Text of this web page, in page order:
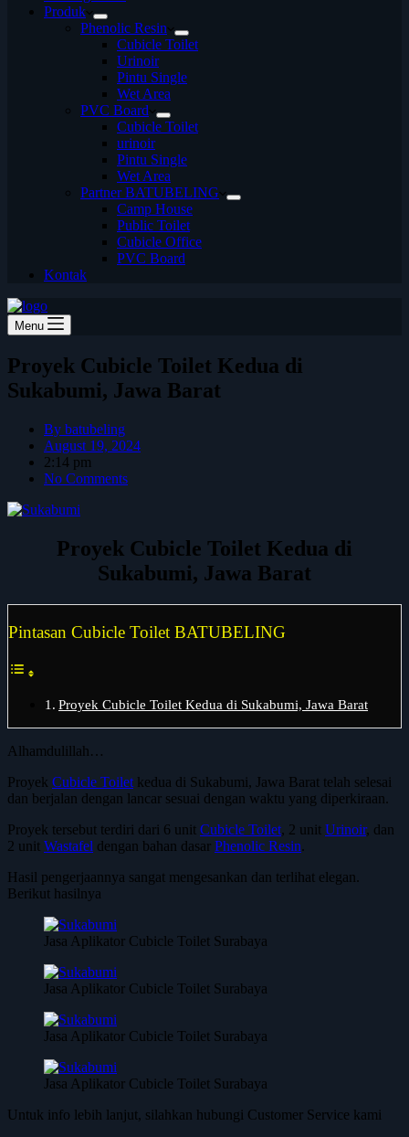
Produk
Phenolic Resin
Cubicle Toilet
Urinoir
Pintu Single
Wet Area
PVC Board
Cubicle Toilet
urinoir
Pintu Single
Wet Area
Partner BATUBELING
Camp House
Public Toilet
Cubicle Office
PVC Board
Kontak
Menu
Proyek Cubicle Toilet Kedua di
Sukabumi, Jawa Barat
By batubeling
August 19, 2024
2:14 pm
No Comments
Proyek Cubicle Toilet Kedua di
Sukabumi, Jawa Barat
Pintasan Cubicle Toilet BATUBELING
Proyek Cubicle Toilet Kedua di Sukabumi, Jawa Barat
Alhamdulillah…
Proyek Cubicle Toilet kedua di Sukabumi, Jawa Barat telah selesai
dan berjalan dengan lancar sesuai dengan waktu yang diperkiraan.
Proyek tersebut terdiri dari 6 unit Cubicle Toilet, 2 unit Urinoir, dan
2 unit Wastafel dengan bahan dasar Phenolic Resin.
Hasil pengerjaannya sangat mengesankan dan terlihat elegan.
Berikut hasilnya
Jasa Aplikator Cubicle Toilet Surabaya
Jasa Aplikator Cubicle Toilet Surabaya
Jasa Aplikator Cubicle Toilet Surabaya
Jasa Aplikator Cubicle Toilet Surabaya
Untuk info lebih lanjut, silahkan hubungi Customer Service kami